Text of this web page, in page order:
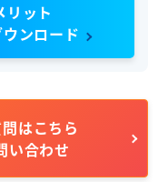
リット
ンロード
はこちら
い合わせ